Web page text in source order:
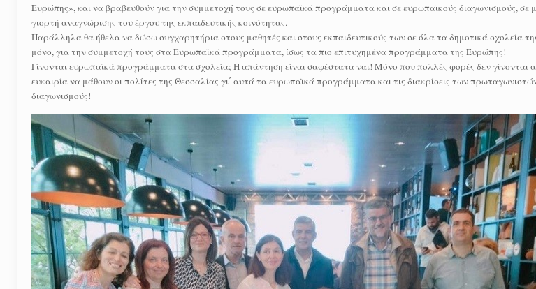
Ευρώπης», και να βραβευθούν για την συμμετοχή τους σε ευρωπαϊκά προγράμματα και σε ευρωπαϊκούς διαγωνισμούς,
γιορτή αναγνώρισης του έργου της εκπαιδευτικής κοινότητας.
Παράλληλα θα ήθελα να δώσω συγχαρητήρια στους μαθητές και στους εκπαιδευτικούς των σε όλα τα δημοτικά σχολεία
μόνο, για την συμμετοχή τους στα Ευρωπαϊκά προγράμματα, ίσως τα πιο επιτυχημένα προγράμματα της Ευρώπης!
Γίνονται ευρωπαϊκά προγράμματα στα σχολεία; Η απάντηση είναι σαφέστατα ναι! Μόνο που πολλές φορές δεν γίνονται
ευκαιρία να μάθουν οι πολίτες της Θεσσαλίας γι΄ αυτά τα ευρωπαϊκά προγράμματα και τις διακρίσεις των
διαγωνισμούς!